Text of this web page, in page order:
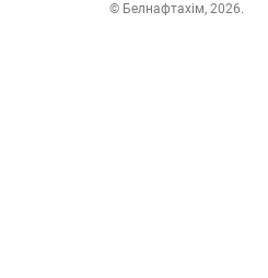
© Белнафтахім, 2026.